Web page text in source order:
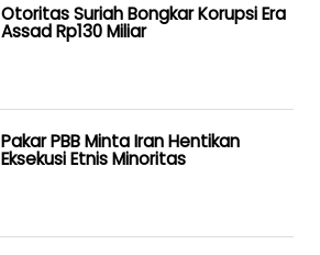
Otoritas Suriah Bongkar Korupsi Era
Assad Rp130 Miliar
Pakar PBB Minta Iran Hentikan
Eksekusi Etnis Minoritas